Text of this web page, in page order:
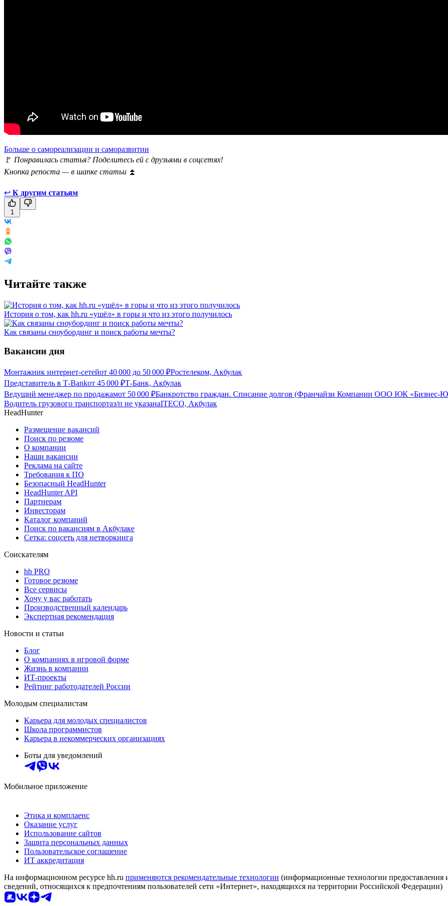
Больше о самореализации и саморазвитии
🚩 Понравилась статья? Поделитесь ей с друзьями в соцсетях!
Кнопка репоста — в шапке статьи ⏫
↩ К другим статьям
1
Читайте также
История о том, как hh.ru «ушёл» в горы и что из этого получилось
Как связаны сноубординг и поиск работы мечты?
Вакансии дня
Монтажник интернет-сетейот 40 000 до 50 000 ₽Ростелеком, Акбулак
Представитель в Т-Bankот 45 000 ₽Т-Банк, Акбулак
Ведущий менеджер по продажамот 50 000 ₽Банкротство граждан. Списание долгов (Франчайзи Компании ООО ЮК «Бизнес-
Водитель грузового транспортаз/п не указанаITECO, Акбулак
HeadHunter
Размещение вакансий
Поиск по резюме
О компании
Наши вакансии
Реклама на сайте
Требования к ПО
Безопасный HeadHunter
HeadHunter API
Партнерам
Инвесторам
Каталог компаний
Поиск по вакансиям в Акбулаке
Сетка: соцсеть для нетворкинга
Соискателям
hh PRO
Готовое резюме
Все сервисы
Хочу у вас работать
Производственный календарь
Экспертная рекомендация
Новости и статьи
Блог
О компаниях в игровой форме
Жизнь в компании
ИТ-проекты
Рейтинг работодателей России
Молодым специалистам
Карьера для молодых специалистов
Школа программистов
Карьера в некоммерческих организациях
Боты для уведомлений
Мобильное приложение
Этика и комплаенс
Оказание услуг
Использование сайтов
Защита персональных данных
Пользовательское соглашение
ИТ аккредитация
На информационном ресурсе hh.ru применяются рекомендательные технологии (информационные технологии предоставления
сведений, относящихся к предпочтениям пользователей сети «Интернет», находящихся на территории Российской Федерации)